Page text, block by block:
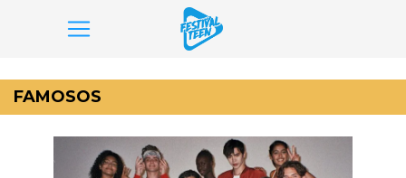
para
o
conteúdo
FAMOSOS